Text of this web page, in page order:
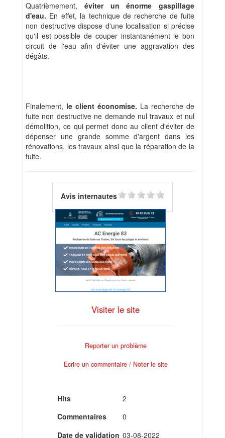
Quatrièmement, éviter un énorme gaspillage
d'eau. En effet, la technique de recherche de fuite
non destructive dispose d'une localisation si précise
qu'il est possible de couper instantanément le bon
circuit de l'eau afin d'éviter une aggravation des
dégâts.
Finalement, le client économise. La recherche de
fuite non destructive ne demande nul travaux et nul
démolition, ce qui permet donc au client d'éviter de
dépenser une grande somme d'argent dans les
rénovations, les travaux ainsi que la réparation de la
fuite.
Avis internautes
Visiter le site
Reporter un problème
Ecrire un commentaire / Noter le site
Hits
2
Commentaires
0
Date de validation 03-08-2022